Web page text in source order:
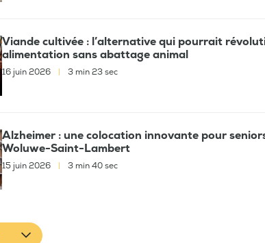
Viande cultivée : l’alternative qui pourrait
alimentation sans abattage animal
16 juin 2026 3 min 23 sec
Alzheimer : une colocation innovante pour
Woluwe-Saint-Lambert
15 juin 2026 3 min 40 sec